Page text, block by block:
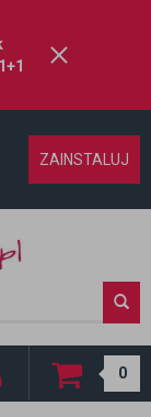
ZAINSTALUJ
0